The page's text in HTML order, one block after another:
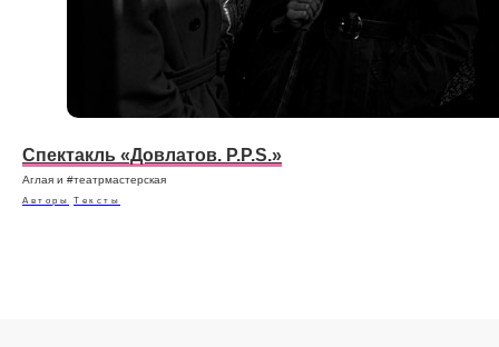
Спектакль «Довлатов. P.P.S.»
Аглая и #театрмастерская
Авторы Тексты